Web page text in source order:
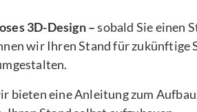
3D-Design –sobald Sie einen
wir Ihren Stand für zukünftige
bieten eine Anleitung zum